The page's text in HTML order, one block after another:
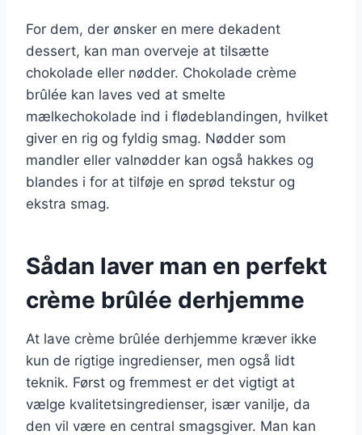
For dem, der ønsker en mere dekadent
dessert, kan man overveje at tilsætte
chokolade eller nødder. Chokolade crème
brûlée kan laves ved at smelte
mælkechokolade ind i flødeblandingen, hvilket
giver en rig og fyldig smag. Nødder som
mandler eller valnødder kan også hakkes og
blandes i for at tilføje en sprød tekstur og
ekstra smag.
Sådan laver man en perfekt
crème brûlée derhjemme
At lave crème brûlée derhjemme kræver ikke
kun de rigtige ingredienser, men også lidt
teknik. Først og fremmest er det vigtigt at
vælge kvalitetsingredienser, især vanilje, da
den vil være en central smagsgiver. Man kan